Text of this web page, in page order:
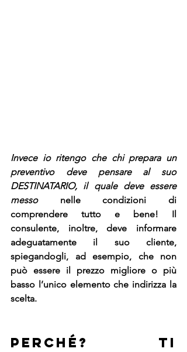
Invece io ritengo che chi prepara un
preventivo deve pensare al suo
DESTINATARIO, il quale deve essere
messo nelle condizioni di
comprendere tutto e bene! Il
consulente, inoltre, deve informare
adeguatamente il suo cliente,
spiegandogli, ad esempio, che non
può essere il prezzo migliore o più
basso l’unico elemento che indirizza la
scelta.
PERCHÉ? TI